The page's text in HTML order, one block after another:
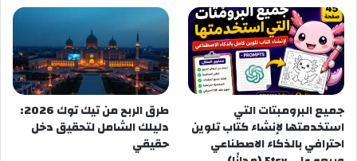
جميع البرومبتات التي
استخدمتها لإنشاء كتاب تلوين
احترافي بالذكاء الاصطناعي
طرق الربح من تيك توك 2026:
دليلك الشامل لتحقيق دخل
حقيقي